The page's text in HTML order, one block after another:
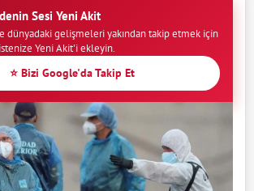
Sesi Yeni Akit
dünyadaki gelişmeleri yakından takip etmek için
Yeni Akit'i ekleyin.
⭐ Bizi Google'da Takip Et